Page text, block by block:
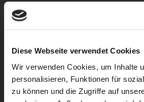
Diese Webseite verwendet Cookies
Wir verwenden Cookies, um Inhalte
personalisieren, Funktionen für
zu können und die Zugriffe auf
Werbung, sondern nur Informationen
gewünschten Objekten. Die
einer E-Mail an uns kündigen. Wir
der DSGVO unkenntlich machen
Köhler Immobilien - VIP-Service